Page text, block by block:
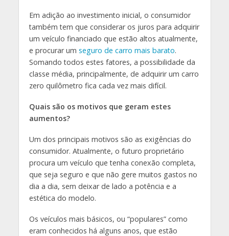
Em adição ao investimento inicial, o consumidor
também tem que considerar os juros para adquirir
um veículo financiado que estão altos atualmente,
e procurar um seguro de carro mais barato.
Somando todos estes fatores, a possibilidade da
classe média, principalmente, de adquirir um carro
zero quilômetro fica cada vez mais difícil.
Quais são os motivos que geram estes
aumentos?
Um dos principais motivos são as exigências do
consumidor. Atualmente, o futuro proprietário
procura um veículo que tenha conexão completa,
que seja seguro e que não gere muitos gastos no
dia a dia, sem deixar de lado a potência e a
estética do modelo.
Os veículos mais básicos, ou “populares” como
eram conhecidos há alguns anos, que estão